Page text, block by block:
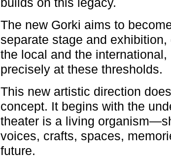
The new Gorki aims to
separate stage and
the local and the
precisely at these thresholds.
This new artistic direction
concept. It begins with the
theater is a living
voices, crafts, spaces,
future.